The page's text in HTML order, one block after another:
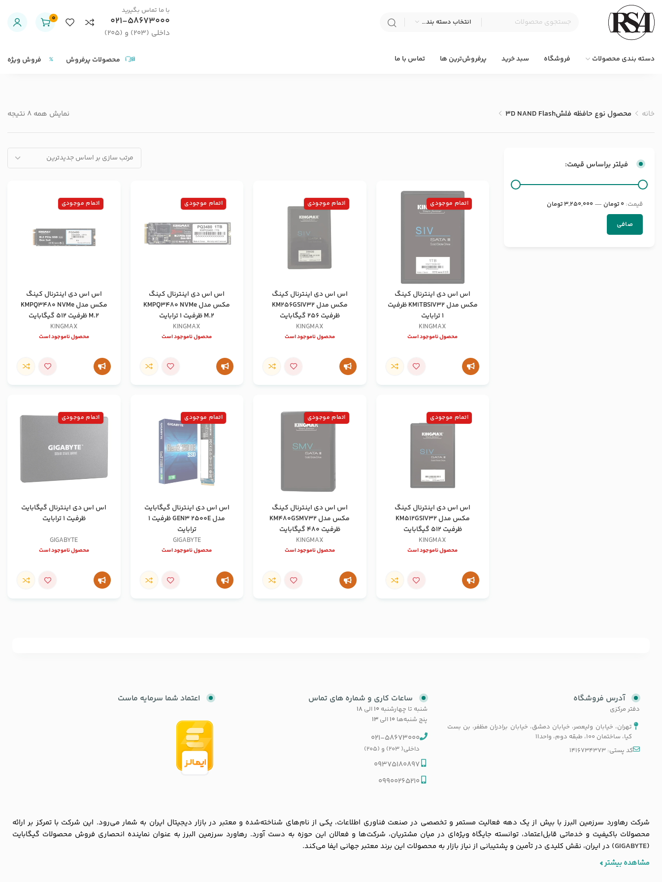
انتخاب دسته بندی
با ما تماس بگیرید
021-58673000
داخلی (203) و (205)
0
دسته بندی محصولات فروشگاه سبد خرید پرفروش‌ترین ها تماس با ما محصولات پرفروش فروش ویژه
خانه محصول نوع حافظه فلش3D NAND Flash نمایش همه 8 نتیجه
فیلتر براساس قیمت:
صافی
قيمت: 0 تومان — 3,250,000 تومان اتمام موجودی
اس اس دی اینترنال کینگ
مکس مدل KM1TBSIV32 ظرفیت
1 ترابایت
KINGMAX
محصول ناموجود است
اتمام موجودی
اس اس دی اینترنال کینگ
مکس مدل KM256GSIV32
ظرفیت 256 گیگابایت
KINGMAX
محصول ناموجود است
اتمام موجودی
اس اس دی اینترنال کینگ
مکس مدل KMPQ3480 NVMe
M.2 ظرفیت 1 ترابایت
KINGMAX
محصول ناموجود است
اتمام موجودی
اس اس دی اینترنال کینگ
مکس مدل KMPQ3480 NVMe
M.2 ظرفیت 512 گیگابایت
KINGMAX
محصول ناموجود است
اتمام موجودی
اس اس دی اینترنال کینگ
مکس مدل KM512GSIV32
ظرفیت 512 گیگابایت
KINGMAX
محصول ناموجود است
اتمام موجودی
اس اس دی اینترنال کینگ
مکس مدل KM480GSMV32
ظرفیت 480 گیگابایت
KINGMAX
محصول ناموجود است
اتمام موجودی
اس اس دی اینترنال گیگابایت
مدل GEN3 2500E ظرفیت 1
ترابایت
GIGABYTE
محصول ناموجود است
اتمام موجودی
اس اس دی اینترنال گیگابایت
ظرفیت 1 ترابایت
GIGABYTE
محصول ناموجود است
آدرس فروشگاه
دفتر مرکزی
تهران، خیابان ولیعصر، خیابان دمشق، خیابان برادران مظفر، بن بست
کیا، ساختمان 100، طبقه دوم، واحد11
کد پستی: 1416734373
ساعات کاری و شماره های تماس
شنبه تا چهارشنبه ۱۰ الی ۱۸
پنج شنبه‌ها ۱۰ الی۱۳
021-58673000
داخلی( 203) و (205)
09375180897
09900265210
اعتماد شما سرمایه ماست
شرکت رهاورد سرزمین البرز با بیش از یک دهه فعالیت مستمر و تخصصی در صنعت فناوری اطلاعات، یکی از نام‌های شناخته‌شده و معتبر در بازار دیجیتال ایران به شمار می‌رود. این شرکت با تمرکز بر ارائه
محصولات باکیفیت و خدماتی قابل‌اعتماد، توانسته جایگاه ویژه‌ای در میان مشتریان، شرکت‌ها و فعالان این حوزه به دست آورد. رهاورد سرزمین البرز به عنوان نماینده انحصاری فروش محصولات گیگابایت
(
GIGABYTE) در ایران، نقش کلیدی در تأمین و پشتیبانی از نیاز بازار به محصولات این برند معتبر جهانی ایفا می‌کند.
مشاهده بیشتر